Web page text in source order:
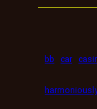
bb car